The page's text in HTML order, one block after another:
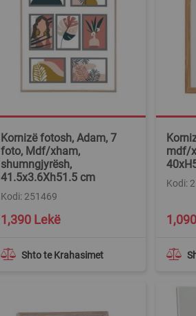
Kornizë fotosh, Adam, 7
foto, Mdf/xham,
shumngjyrësh,
41.5x3.6Xh51.5 cm
Kodi: 251469
Shto te Krahasimet
1,390 Lekë
mdf/
Kodi: